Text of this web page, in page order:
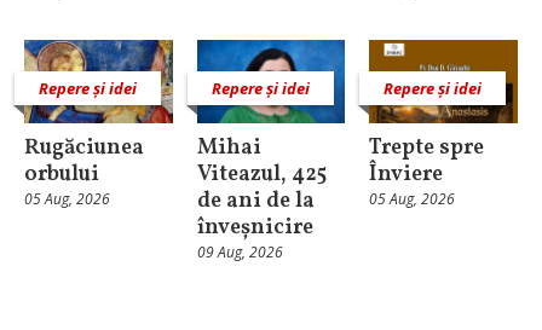
Repere și idei
Rugăciunea
orbului
05 Aug, 2026
Repere și idei
Mihai
Viteazul, 425
de ani de la
înveșnicire
09 Aug, 2026
Repere și idei
Trepte spre
Înviere
05 Aug, 2026